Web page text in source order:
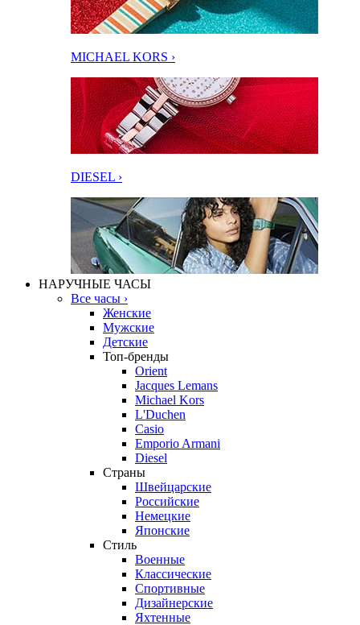
MICHAEL KORS ›
DIESEL ›
НАРУЧНЫЕ ЧАСЫ
Все часы ›
Женские
Мужские
Детские
Топ-бренды
Orient
Jacques Lemans
Michael Kors
L'Duchen
Casio
Emporio Armani
Diesel
Страны
Швейцарские
Российские
Немецкие
Японские
Стиль
Военные
Классические
Спортивные
Дизайнерские
Яхтенные